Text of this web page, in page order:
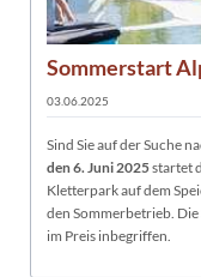
Sommerstart
03.06.2025
Sind Sie auf der Suche
den 6. Juni 2025startet
Kletterpark auf dem
den Sommerbetrieb.
im Preis inbegriffen.